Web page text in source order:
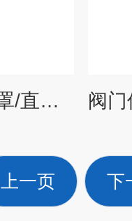
威耐斯 排气管隔热罩/直管保温罩/弯头保温衣 节能环保材料
上一页 下